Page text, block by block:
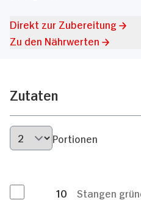
Direkt zur Zubereitung
Zu den Nährwerten
Zutaten
Portionen
10
Stangen